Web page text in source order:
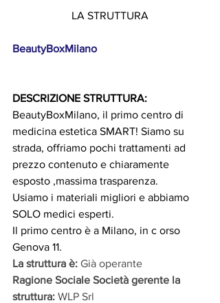
LA STRUTTURA
BeautyBoxMilano
DESCRIZIONE STRUTTURA:
BeautyBoxMilano, il primo centro di
medicina estetica SMART! Siamo su
strada, offriamo pochi trattamenti ad
prezzo contenuto e chiaramente
esposto ,massima trasparenza.
Usiamo i materiali migliori e abbiamo
SOLO medici esperti.
Il primo centro è a Milano, in c orso
Genova 11.
La struttura è: Già operante
Ragione Sociale Società gerente la
struttura: WLP Srl